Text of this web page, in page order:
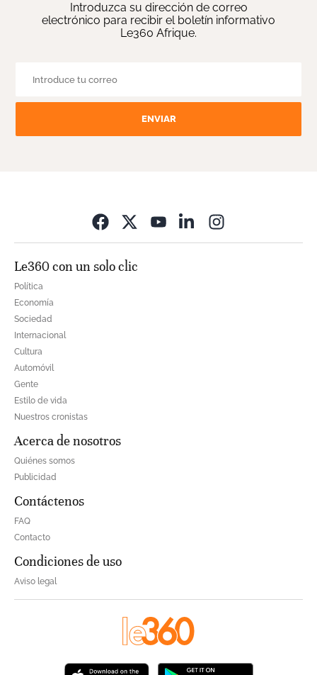
Introduzca su dirección de correo
electrónico para recibir el boletín informativo
Le360 Afrique.
ENVIAR
Le360 con un solo clic
Política
Economía
Sociedad
Internacional
Cultura
Automóvil
Gente
Estilo de vida
Nuestros cronistas
Acerca de nosotros
Quiénes somos
Publicidad
Contáctenos
FAQ
Contacto
Condiciones de uso
Aviso legal